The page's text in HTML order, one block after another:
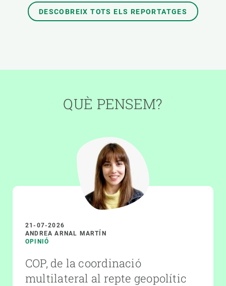
DESCOBREIX TOTS ELS REPORTATGES
QUÈ PENSEM?
21-07-2026
ANDREA ARNAL MARTÍN
OPINIÓ
COP, de la coordinació
multilateral al repte geopolític